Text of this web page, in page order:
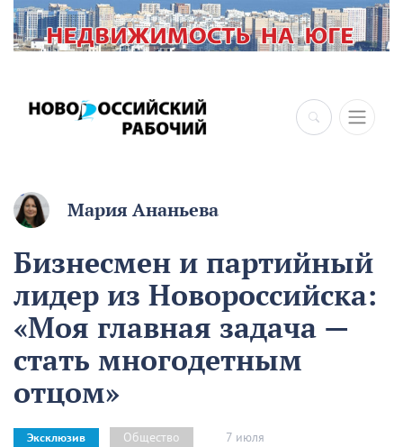
×
Мария Ананьева
Бизнесмен и партийный
лидер из Новороссийска:
«Моя главная задача —
стать многодетным
отцом»
Эксклюзив Общество 7 июля